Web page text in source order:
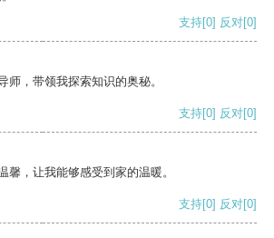
支持[0] 反对[0]
师，带领我探索知识的奥秘。
支持[0] 反对[0]
馨，让我能够感受到家的温暖。
支持[0] 反对[0]